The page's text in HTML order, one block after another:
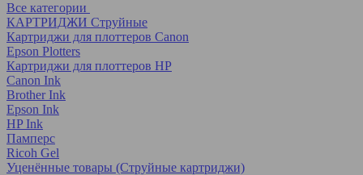
Все категории
КАРТРИДЖИ Струйные
Картриджи для плоттеров Canon
Epson Plotters
Картриджи для плоттеров HP
Canon Ink
Brother Ink
Epson Ink
HP Ink
Памперс
Ricoh Gel
Уценённые товары (Струйные картриджи)